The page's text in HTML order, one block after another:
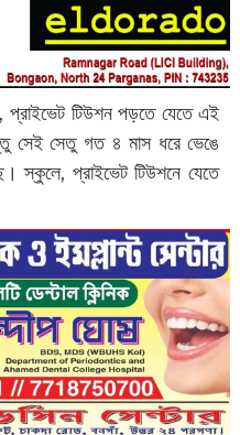
টিউশন পড়তে যেতে এই
সেই সেতু গত ৪ মাস ধরে ভেঙে
স্কুলে, প্রাইভেট টিউশনে যেতে